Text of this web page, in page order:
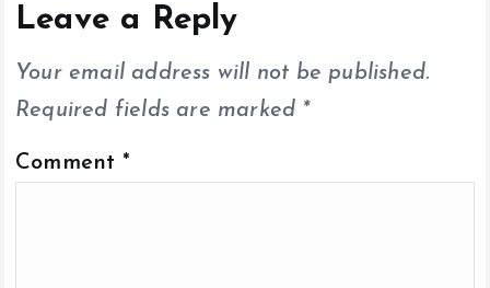
o
p
p
Leave a Reply
Your email address will not be published.
Required fields are marked *
Comment *